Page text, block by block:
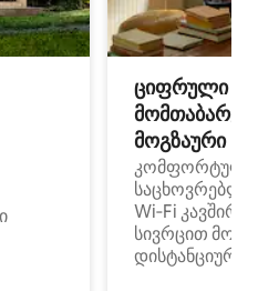
ციფრული
მოგზაური
კომფორტული
Wi‑Fi
სივრცით
დისტანციური